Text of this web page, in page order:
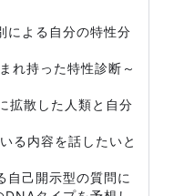
による自分の特性分
れ持った特性診断～
拡散した人類と自分
る内容を話したいと
自己開示型の質問に